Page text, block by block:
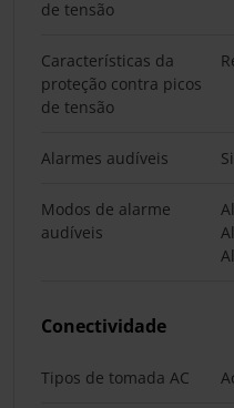
de tensão
Características da
proteção contra picos
de tensão
Alarmes audíveis
Modos de alarme
audíveis
Conectividade
Tipos de tomada AC